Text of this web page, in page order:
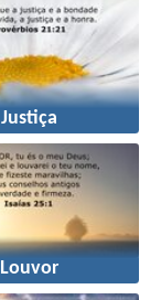
Justiça
Louvor